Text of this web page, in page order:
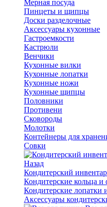
Мерная посуда
Пинцеты и щипцы
Доски разделочные
Аксессуары кухонные
Гастроемкости
Кастрюли
Венчики
Кухонные вилки
Кухонные лопатки
Кухонные ножи
Кухонные щипцы
Половники
Противени
Сковороды
Молотки
Контейнеры для
Совки
Назад
Кондитерский
Кондитерские кольца
Кондитерские лопатки
Аксессуары